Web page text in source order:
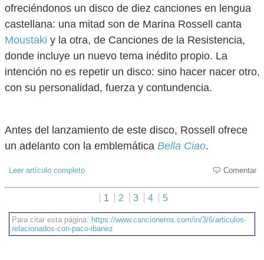
ofreciéndonos un disco de diez canciones en lengua
castellana: una mitad son de Marina Rossell canta
Moustaki y la otra, de Canciones de la Resistencia,
donde incluye un nuevo tema inédito propio. La
intención no es repetir un disco: sino hacer nacer otro,
con su personalidad, fuerza y contundencia.
Antes del lanzamiento de este disco, Rossell ofrece
un adelanto con la emblemática Bella Ciao.
Leer artículo completo Comentar
1 2 3 4 5
Para citar esta página: https://www.cancioneros.com/in/3/6/articulos-
relacionados-con-paco-ibanez